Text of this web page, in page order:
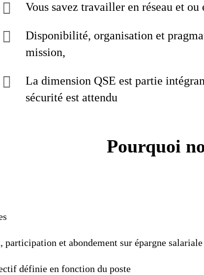
Vous savez travailler en réseau et ou
Disponibilité, organisation et
mission,
La dimension QSE est partie
sécurité est attendu
Pourquoi
participation et abondement sur épargne salariale
définie en fonction du poste